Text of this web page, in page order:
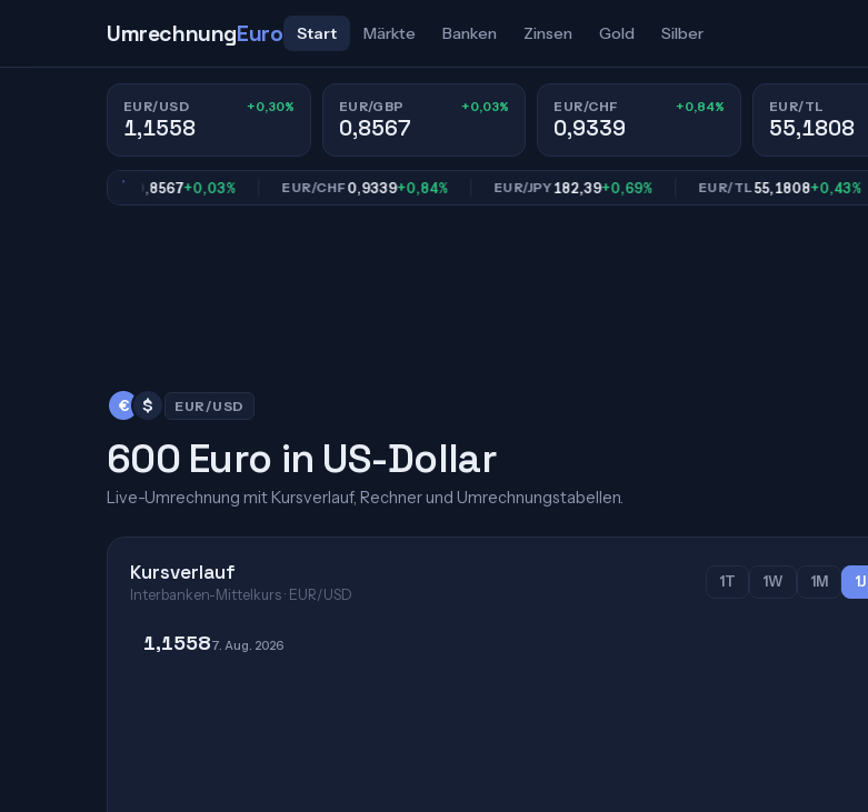
UmrechnungEuro Start Märkte Banken Zinsen Gold Silber
EUR/USD +0,30%
1,1558
EUR/GBP +0,03%
0,8567
EUR/CHF +0,84%
0,9339
EUR/TL
55,1808
0,8567+0,03% EUR/CHF0,9339+0,84% EUR/JPY182,39+0,69% EUR/TL55,1808+0,43%
€ $ EUR/USD
600 Euro in US-Dollar
Live-Umrechnung mit Kursverlauf, Rechner und Umrechnungstabellen.
Kursverlauf
Interbanken-Mittelkurs · EUR/USD
1T 1W 1M 1J
1,15587. Aug. 2026